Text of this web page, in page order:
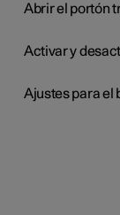
Abrir el portón
Activar y
Ajustes para el